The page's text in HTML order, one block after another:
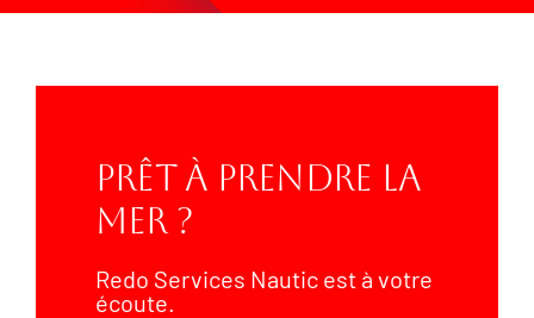
Prêt À Prendre La
Mer ?
Redo Services Nautic est à votre
écoute.